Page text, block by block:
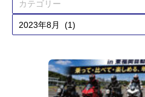
無料送迎バス
企業安全運転研修